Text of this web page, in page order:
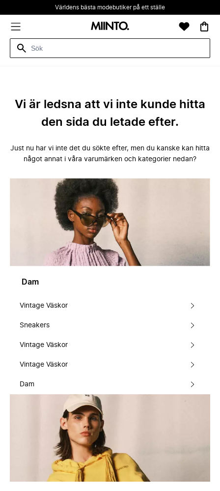
Världens bästa modebutiker på ett ställe
Vi är ledsna att vi inte kunde hitta
den sida du letade efter.
Just nu har vi inte det du sökte efter, men du kanske kan hitta
något annat i våra varumärken och kategorier nedan?
Dam
Vintage Väskor
Sneakers
Vintage Väskor
Vintage Väskor
Dam